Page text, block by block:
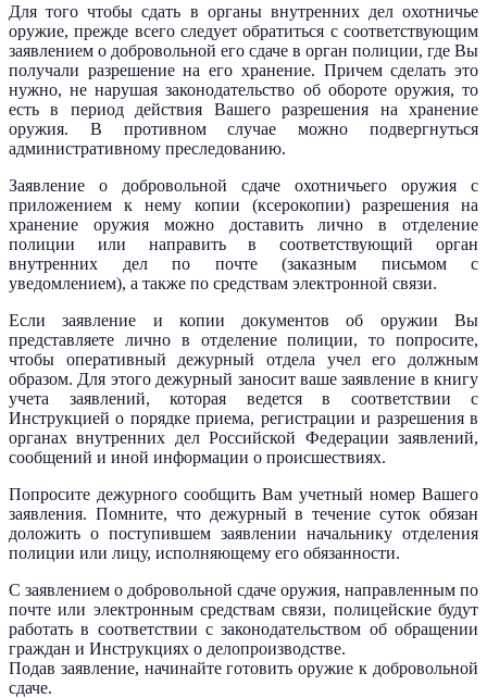
Для того чтобы сдать в органы внутренних дел охотничье
оружие, прежде всего следует обратиться с соответствующим
заявлением о добровольной его сдаче в орган полиции, где Вы
получали разрешение на его хранение. Причем сделать это
нужно, не нарушая законодательство об обороте оружия, то
есть в период действия Вашего разрешения на хранение
оружия. В противном случае можно подвергнуться
административному преследованию.
Заявление о добровольной сдаче охотничьего оружия с
приложением к нему копии (ксерокопии) разрешения на
хранение оружия можно доставить лично в отделение
полиции или направить в соответствующий орган
внутренних дел по почте (заказным письмом с
уведомлением), а также по средствам электронной связи.
Если заявление и копии документов об оружии Вы
представляете лично в отделение полиции, то попросите,
чтобы оперативный дежурный отдела учел его должным
образом. Для этого дежурный заносит ваше заявление в книгу
учета заявлений, которая ведется в соответствии с
Инструкцией о порядке приема, регистрации и разрешения в
органах внутренних дел Российской Федерации заявлений,
сообщений и иной информации о происшествиях.
Попросите дежурного сообщить Вам учетный номер Вашего
заявления. Помните, что дежурный в течение суток обязан
доложить о поступившем заявлении начальнику отделения
полиции или лицу, исполняющему его обязанности.
С заявлением о добровольной сдаче оружия, направленным по
почте или электронным средствам связи, полицейские будут
работать в соответствии с законодательством об обращении
граждан и Инструкциях о делопроизводстве.
Подав заявление, начинайте готовить оружие к добровольной
сдаче.